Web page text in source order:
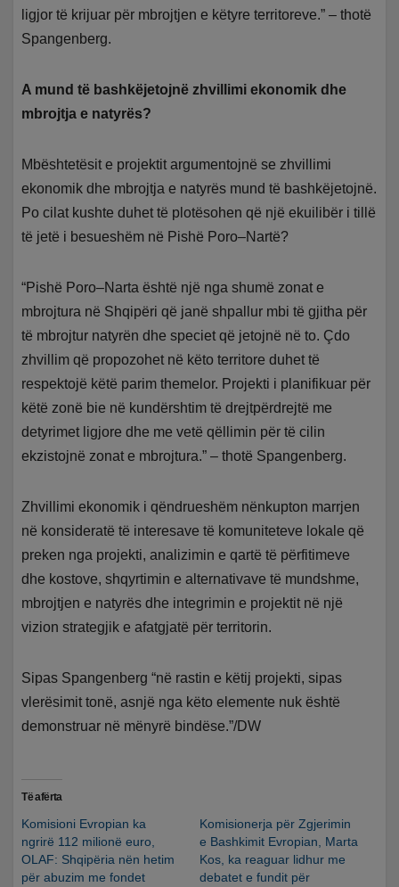
ligjor të krijuar për mbrojtjen e këtyre territoreve.” – thotë
Spangenberg.
A mund të bashkëjetojnë zhvillimi ekonomik dhe
mbrojtja e natyrës?
Mbështetësit e projektit argumentojnë se zhvillimi
ekonomik dhe mbrojtja e natyrës mund të bashkëjetojnë.
Po cilat kushte duhet të plotësohen që një ekuilibër i tillë
të jetë i besueshëm në Pishë Poro–Nartë?
“Pishë Poro–Narta është një nga shumë zonat e
mbrojtura në Shqipëri që janë shpallur mbi të gjitha për
të mbrojtur natyrën dhe speciet që jetojnë në to. Çdo
zhvillim që propozohet në këto territore duhet të
respektojë këtë parim themelor. Projekti i planifikuar për
këtë zonë bie në kundërshtim të drejtpërdrejtë me
detyrimet ligjore dhe me vetë qëllimin për të cilin
ekzistojnë zonat e mbrojtura.” – thotë Spangenberg.
Zhvillimi ekonomik i qëndrueshëm nënkupton marrjen
në konsideratë të interesave të komuniteteve lokale që
preken nga projekti, analizimin e qartë të përfitimeve
dhe kostove, shqyrtimin e alternativave të mundshme,
mbrojtjen e natyrës dhe integrimin e projektit në një
vizion strategjik e afatgjatë për territorin.
Sipas Spangenberg “në rastin e këtij projekti, sipas
vlerësimit tonë, asnjë nga këto elemente nuk është
demonstruar në mënyrë bindëse.”/DW
Të afërta
Komisioni Evropian ka
ngrirë 112 milionë euro,
OLAF: Shqipëria nën hetim
për abuzim me fondet
Komisionerja për Zgjerimin
e Bashkimit Evropian, Marta
Kos, ka reaguar lidhur me
debatet e fundit për